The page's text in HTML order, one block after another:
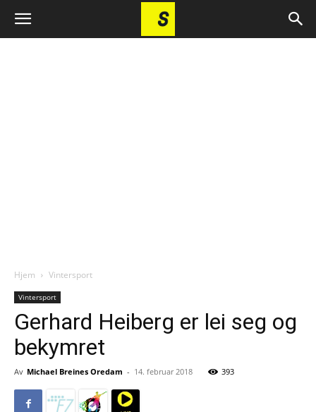
Hjem Vintersport
Vintersport
Gerhard Heiberg er lei seg og
bekymret
Av Michael Breines Oredam - 14. februar 2018 393